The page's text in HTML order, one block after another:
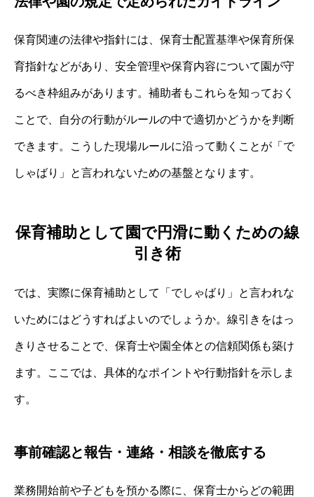
保育関連の法律や指針には、保育士配置基準や保育所保
育指針などがあり、安全管理や保育内容について園が守
るべき枠組みがあります。補助者もこれらを知っておく
ことで、自分の行動がルールの中で適切かどうかを判断
できます。こうした現場ルールに沿って動くことが「で
しゃばり」と言われないための基盤となります。
保育補助として園で円滑に動くための線
引き術
では、実際に保育補助として「でしゃばり」と言われな
いためにはどうすればよいのでしょうか。線引きをはっ
きりさせることで、保育士や園全体との信頼関係も築け
ます。ここでは、具体的なポイントや行動指針を示しま
す。
事前確認と報告・連絡・相談を徹底する
業務開始前や子どもを預かる際に、保育士からどの範囲